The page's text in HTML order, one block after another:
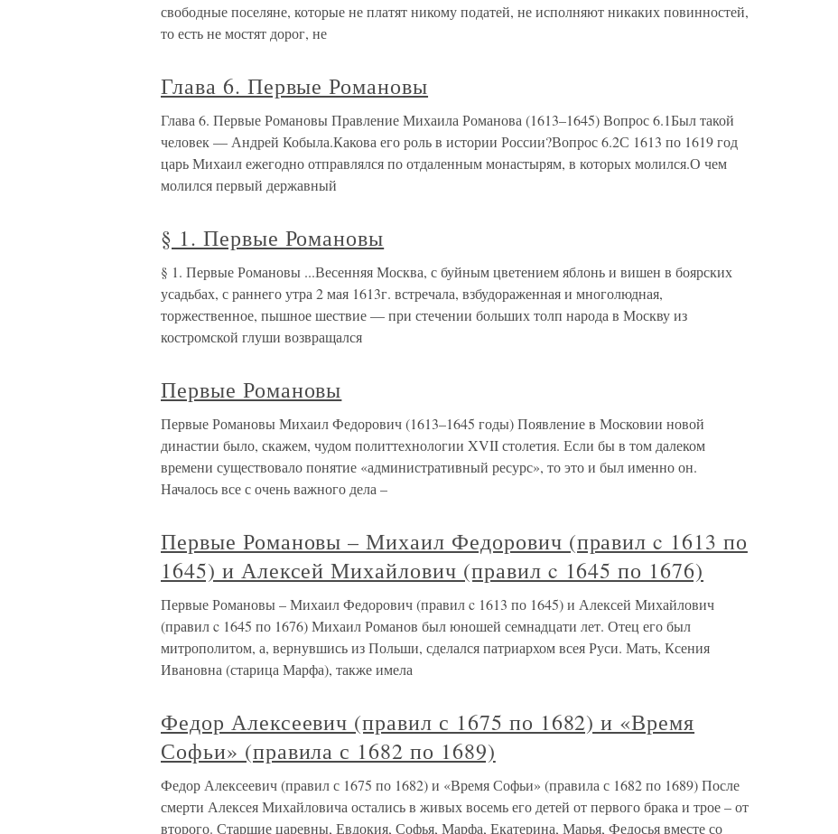
свободные поселяне, которые не платят никому податей, не исполняют никаких повинностей,
то есть не мостят дорог, не
Глава 6. Первые Романовы
Глава 6. Первые Романовы Правление Михаила Романова (1613–1645) Вопрос 6.1Был такой
человек — Андрей Кобыла.Какова его роль в истории России?Вопрос 6.2С 1613 по 1619 год
царь Михаил ежегодно отправлялся по отдаленным монастырям, в которых молился.О чем
молился первый державный
§ 1. Первые Романовы
§ 1. Первые Романовы ...Весенняя Москва, с буйным цветением яблонь и вишен в боярских
усадьбах, с раннего утра 2 мая 1613г. встречала, взбудораженная и многолюдная,
торжественное, пышное шествие — при стечении больших толп народа в Москву из
костромской глуши возвращался
Первые Романовы
Первые Романовы Михаил Федорович (1613–1645 годы) Появление в Московии новой
династии было, скажем, чудом политтехнологии XVII столетия. Если бы в том далеком
времени существовало понятие «административный ресурс», то это и был именно он.
Началось все с очень важного дела –
Первые Романовы – Михаил Федорович (правил c 1613 по
1645) и Алексей Михайлович (правил c 1645 по 1676)
Первые Романовы – Михаил Федорович (правил c 1613 по 1645) и Алексей Михайлович
(правил c 1645 по 1676) Михаил Романов был юношей семнадцати лет. Отец его был
митрополитом, а, вернувшись из Польши, сделался патриархом всея Руси. Мать, Ксения
Ивановна (старица Марфа), также имела
Федор Алексеевич (правил с 1675 по 1682) и «Время
Софьи» (правила с 1682 по 1689)
Федор Алексеевич (правил с 1675 по 1682) и «Время Софьи» (правила с 1682 по 1689) После
смерти Алексея Михайловича остались в живых восемь его детей от первого брака и трое – от
второго. Старшие царевны, Евдокия, Софья, Марфа, Екатерина, Марья, Федосья вместе со